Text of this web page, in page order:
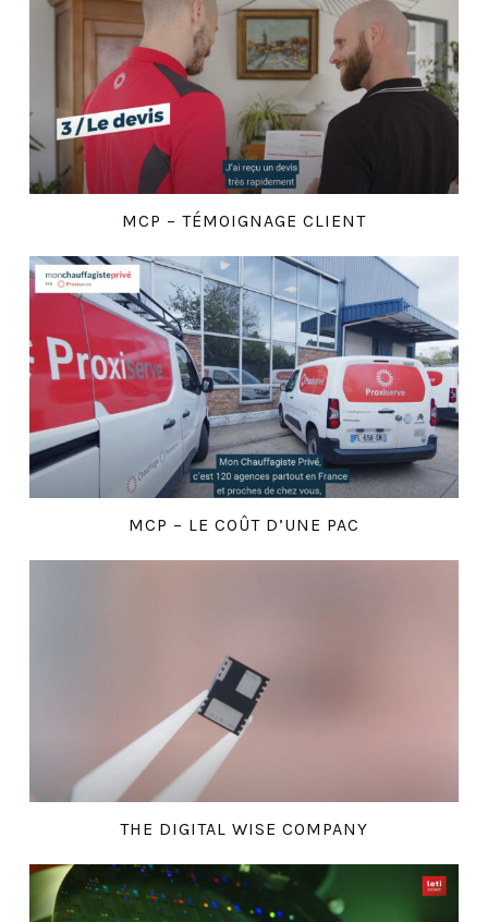
MCP – TÉMOIGNAGE CLIENT
MCP – LE COÛT D’UNE PAC
THE DIGITAL WISE COMPANY